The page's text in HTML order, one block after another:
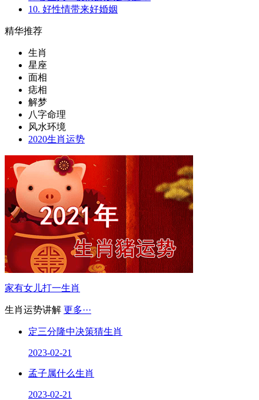
10. 好性情带来好婚姻
精华推荐
生肖
星座
面相
痣相
解梦
八字命理
风水环境
2020生肖运势
家有女儿打一生肖
生肖运势讲解 更多···
定三分隆中决策猜生肖
2023-02-21
孟子属什么生肖
2023-02-21